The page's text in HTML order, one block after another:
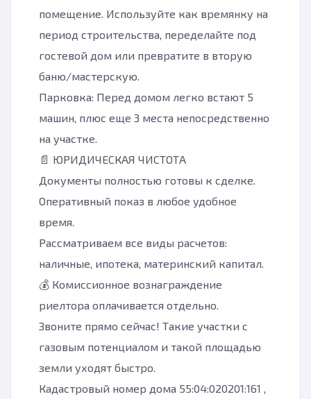
помещение. Используйте как времянку на
период строительства, переделайте под
гостевой дом или превратите в вторую
баню/мастерскую.
Парковка: Перед домом легко встают 5
машин, плюс еще 3 места непосредственно
на участке.
📄 ЮРИДИЧЕСКАЯ ЧИСТОТА
Документы полностью готовы к сделке.
Оперативный показ в любое удобное
время.
Рассматриваем все виды расчетов:
наличные, ипотека, материнский капитал.
💰 Комиссионное вознаграждение
риелтора оплачивается отдельно.
Звоните прямо сейчас! Такие участки с
газовым потенциалом и такой площадью
земли уходят быстро.
Кадастровый номер дома 55:04:020201:161 ,